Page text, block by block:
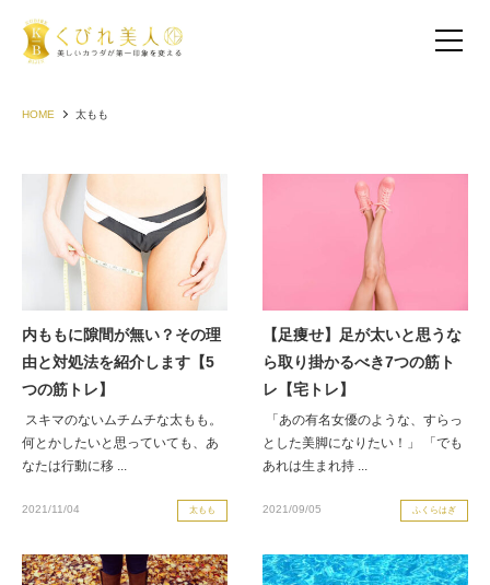
お客様の声（30代以下）
お客様の声（40代）
お客様の声（50代以上）
お客様の声（男性）
HOME 太もも
内ももに隙間が無い？その理
由と対処法を紹介します【5
つの筋トレ】
スキマのないムチムチな太もも。
何とかしたいと思っていても、あ
なたは行動に移 ...
2021/11/04 太もも
【足痩せ】足が太いと思うな
ら取り掛かるべき7つの筋ト
レ【宅トレ】
「あの有名女優のような、すらっ
とした美脚になりたい！」 「でも
あれは生まれ持 ...
2021/09/05 ふくらはぎ